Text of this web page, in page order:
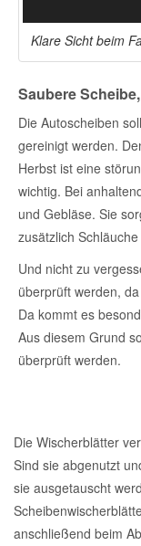
Klare Sicht beim
Saubere
Die Autoscheiben
gereinigt werden.
Herbst ist eine
wichtig. Bei
und Gebläse. Sie
zusätzlich
Und nicht zu
überprüft werden,
Da kommt es
Aus diesem Grund
überprüft werden.
Die Wischerblätter
Sind sie abgenutzt
sie ausgetauscht
anschließend beim